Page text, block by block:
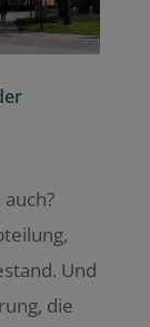
Und
die